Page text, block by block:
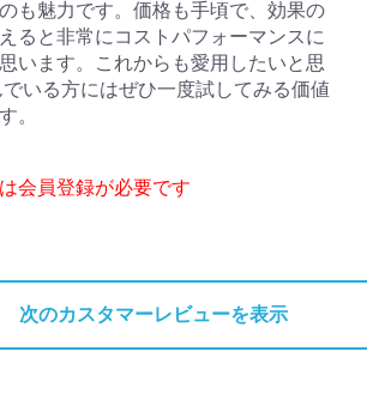
も魅力です。価格も手頃で、効果の
ると非常にコストパフォーマンスに
います。これからも愛用したいと思
いる方にはぜひ一度試してみる価値
。
会員登録が必要です
次のカスタマーレビューを表示